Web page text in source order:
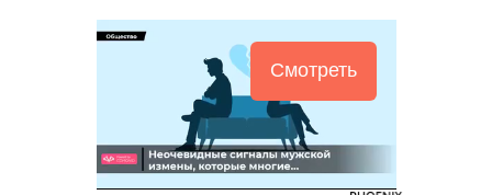
Смотреть